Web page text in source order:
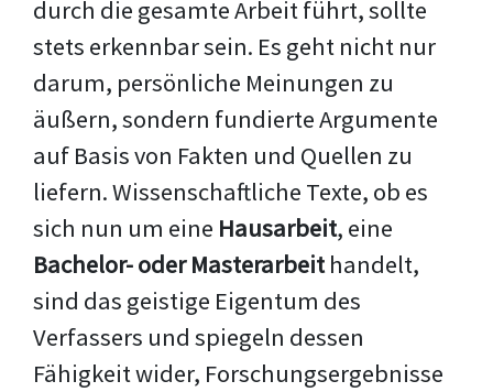
durch die gesamte Arbeit führt, sollte
stets erkennbar sein. Es geht nicht nur
darum, persönliche Meinungen zu
äußern, sondern fundierte Argumente
auf Basis von Fakten und Quellen zu
liefern. Wissenschaftliche Texte, ob es
sich nun um eine Hausarbeit, eine
Bachelor- oder Masterarbeithandelt,
sind das geistige Eigentum des
Verfassers und spiegeln dessen
Fähigkeit wider, Forschungsergebnisse